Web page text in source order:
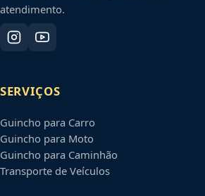
atendimento.
SERVIÇOS
Guincho para Carro
Guincho para Moto
Guincho para Caminhão
Transporte de Veículos